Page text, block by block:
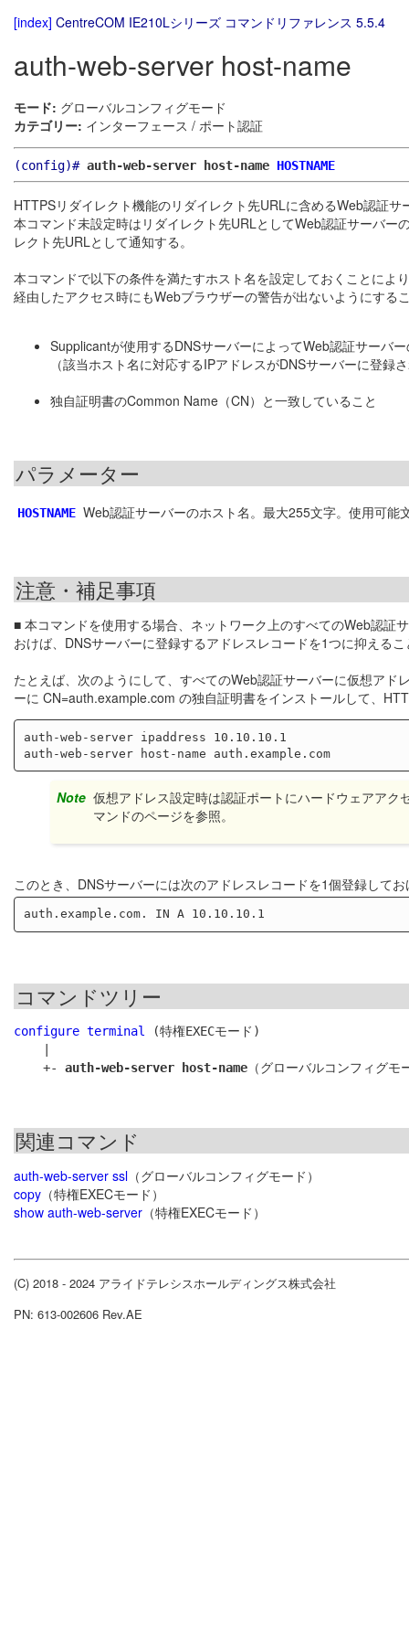
[index] CentreCOM IE210Lシリーズ コマンドリファレンス 5.5.4
auth-web-server host-name
モード: グローバルコンフィグモード
カテゴリー: インターフェース / ポート認証
(config)# auth-web-server host-name HOSTNAME
HTTPSリダイレクト機能のリダイレクト先URLに含めるWeb認証
本コマンド未設定時はリダイレクト先URLとしてWeb認証サーバ
レクト先URLとして通知する。
本コマンドで以下の条件を満たすホスト名を設定しておくことに
経由したアクセス時にもWebブラウザーの警告が出ないようにする
Supplicantが使用するDNSサーバーによってWeb認証サーバ
（該当ホスト名に対応するIPアドレスがDNSサーバーに登録
独自証明書のCommon Name（CN）と一致していること
パラメーター
HOSTNAME Web認証サーバーのホスト名。最大255文字。使用可
注意・補足事項
■ 本コマンドを使用する場合、ネットワーク上のすべてのWeb認証
おけば、DNSサーバーに登録するアドレスレコードを1つに抑える
たとえば、次のようにして、すべてのWeb認証サーバーに仮想ア
ーに CN=auth.example.com の独自証明書をインストールして、
auth-web-server ipaddress 10.10.10.1
auth-web-server host-name auth.example.com
Note 仮想アドレス設定時は認証ポートにハードウェアアク
マンドのページを参照。
このとき、DNSサーバーには次のアドレスレコードを1個登録して
コマンドツリー
configure terminal
(特権EXECモード)
    +-
auth-web-server host-name
関連コマンド
auth-web-server ssl （グローバルコンフィグモード）
copy （特権EXECモード）
show auth-web-server （特権EXECモード）
(C) 2018 - 2024 アライドテレシスホールディングス株式会社
PN: 613-002606 Rev.AE